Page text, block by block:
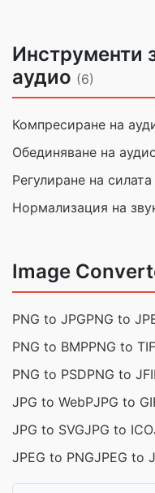
Инструменти
аудио (6)
Компресиране на
Обединяване на
Регулиране на
Нормализация на
Image
PNG to JPGPNG to
PNG to BMPPNG to
PNG to PSDPNG to
JPG to WebPJPG to
JPG to SVGJPG to ICO
JPEG to PNGJPEG to